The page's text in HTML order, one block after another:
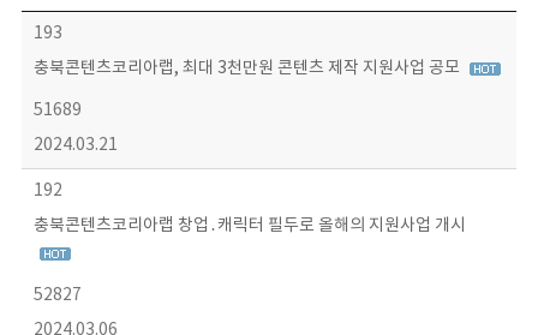
보도자료 목록 - 번호, 제목, 작성자, 파일, 조회수, 작성일 정보 제공
193
충북콘텐츠코리아랩, 최대 3천만원 콘텐츠 제작 지원사업 공모
51689
2024.03.21
192
충북콘텐츠코리아랩 창업․캐릭터 필두로 올해의 지원사업 개시
52827
2024.03.06